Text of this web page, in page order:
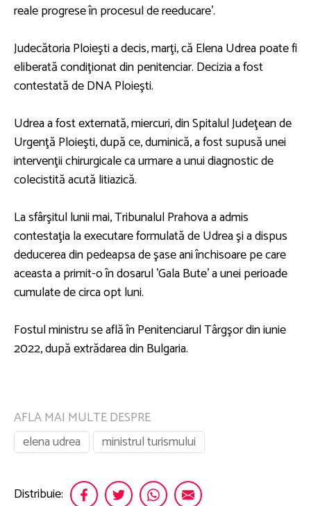
reale progrese în procesul de reeducare'.
Judecătoria Ploieşti a decis, marţi, că Elena Udrea poate fi
eliberată condiţionat din penitenciar. Decizia a fost
contestată de DNA Ploieşti.
Udrea a fost externată, miercuri, din Spitalul Judeţean de
Urgenţă Ploieşti, după ce, duminică, a fost supusă unei
intervenţii chirurgicale ca urmare a unui diagnostic de
colecistită acută litiazică.
La sfârşitul lunii mai, Tribunalul Prahova a admis
contestaţia la executare formulată de Udrea şi a dispus
deducerea din pedeapsa de şase ani închisoare pe care
aceasta a primit-o în dosarul 'Gala Bute' a unei perioade
cumulate de circa opt luni.
Fostul ministru se află în Penitenciarul Târgşor din iunie
2022, după extrădarea din Bulgaria.
AFLA MAI MULTE DESPRE
elena udrea
ministrul turismului
Distribuie: